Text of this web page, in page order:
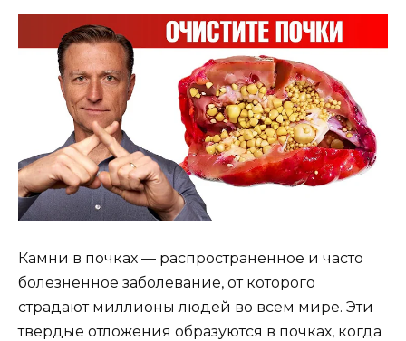
Камни в почках — распространенное и часто
болезненное заболевание, от которого
страдают миллионы людей во всем мире. Эти
твердые отложения образуются в почках, когда